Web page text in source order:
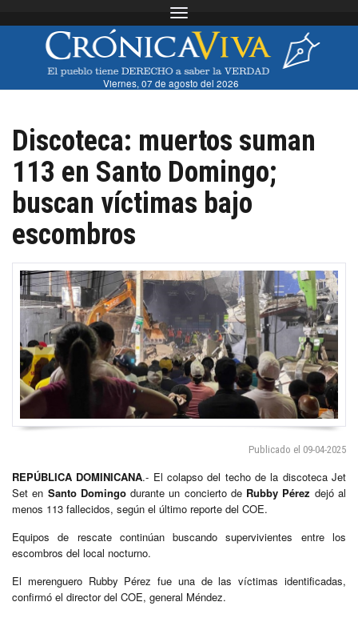
Toggle navigation
Viernes, 07 de agosto del 2026
Discoteca: muertos suman
113 en Santo Domingo;
buscan víctimas bajo
escombros
Publicado el 09-04-2025
REPÚBLICA DOMINICANA.- El colapso del techo de la discoteca Jet
Set en Santo Domingodurante un concierto de Rubby Pérez dejó al
menos 113 fallecidos, según el último reporte del COE.
Equipos de rescate continúan buscando supervivientes entre los
escombros del local nocturno.
El merenguero Rubby Pérez fue una de las víctimas identificadas,
confirmó el director del COE, general Méndez.